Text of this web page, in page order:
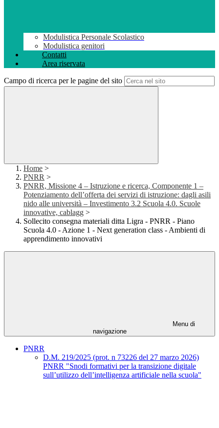
Modulistica Personale Scolastico
Modulistica genitori
Contatti
Area riservata
Campo di ricerca per le pagine del sito
Home >
PNRR >
PNRR, Missione 4 – Istruzione e ricerca, Componente 1 –
Potenziamento dell’offerta dei servizi di istruzione: dagli asili
nido alle università – Investimento 3.2 Scuola 4.0. Scuole
innovative, cablagg >
Sollecito consegna materiali ditta Ligra - PNRR - Piano
Scuola 4.0 - Azione 1 - Next generation class - Ambienti di
apprendimento innovativi
Menu di
navigazione
PNRR
D.M. 219/2025 (prot. n 73226 del 27 marzo 2026)
PNRR "Snodi formativi per la transizione digitale
sull’utilizzo dell’intelligenza artificiale nella scuola"